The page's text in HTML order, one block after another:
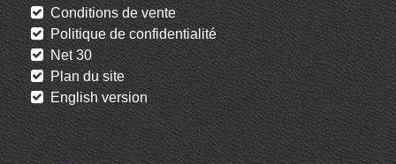
Conditions de vente
Politique de confidentialité
Net 30
Plan du site
English version